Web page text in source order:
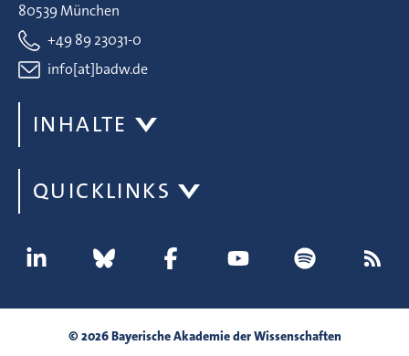
80539 München
+49 89 23031-0
info[at]badw.de
INHALTE
QUICKLINKS
© 2026 Bayerische Akademie der Wissenschaften